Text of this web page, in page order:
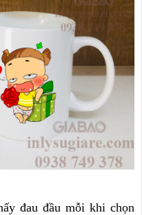
đau đầu mỗi khi chọn